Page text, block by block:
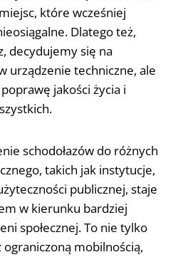
które wcześniej
Dlatego też,
decydujemy się na
urządzenie techniczne, ale
jakości życia i
schodołazów do różnych
takich jak instytucje,
publicznej, staje
w kierunku bardziej
społecznej. To nie tylko
ograniczoną mobilnością,